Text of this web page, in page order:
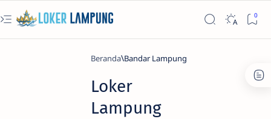
Beranda Bandar Lampung
Loker
Lampung